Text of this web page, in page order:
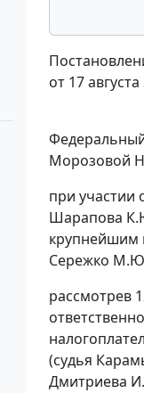
от 17
Морозовой
при участии
Шарапова
крупнейшим
Сережко М.Ю.
рассмотрев
(судья
Дмитриева